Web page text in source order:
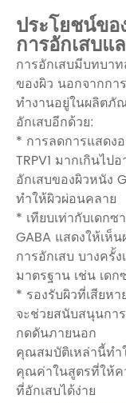
ประโยชน์ข
การอักเสบแ
การอักเสบมีบทบา
ของผิว นอกจากกา
ทำงานอยู่ในผลิตภั
อักเสบอีกด้วย:
* การลดการแสดง
TRPV1 มากเกินไป
อักเสบของผิวหนัง
ทำให้ผิวผ่อนคลาย
* เทียบเท่ากับเดก
GABA แสดงให้เห็
การอักเสบ บางครั้
มาตรฐาน เช่น เด
* รองรับผิวที่เสียห
จะช่วยสนับสนุนกา
กดดันภายนอก
คุณสมบัติเหล่านี้ทำ
คุณค่าในสูตรที่ให้ค
ที่อักเสบได้ง่าย